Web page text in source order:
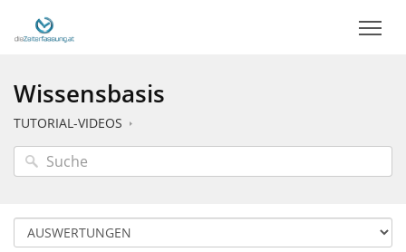
Wissensbasis
TUTORIAL-VIDEOS